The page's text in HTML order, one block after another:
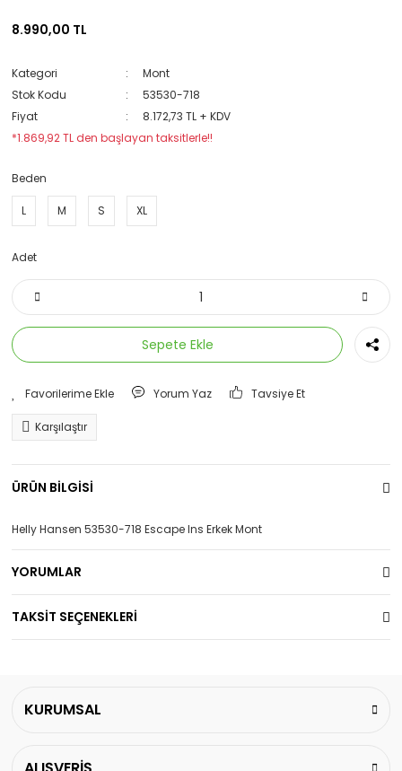
8.990,00 TL
Kategori
Mont
Stok Kodu
53530-718
Fiyat
8.172,73 TL + KDV
*1.869,92 TL den başlayan taksitlerle!!
Beden
L M S XL
Adet
Sepete Ekle
Yorum Yaz Tavsiye Et
Karşılaştır
ÜRÜN BİLGİSİ
Helly Hansen 53530-718 Escape Ins Erkek Mont
YORUMLAR
TAKSİT SEÇENEKLERİ
KURUMSAL